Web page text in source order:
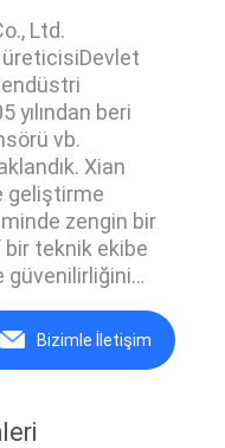
Ltd.
yılından beri
vb.
Xian
geliştirme
zengin bir
bir teknik ekibe
güvenilirliğini
ve
tasarlanan
Bizimle İletişim